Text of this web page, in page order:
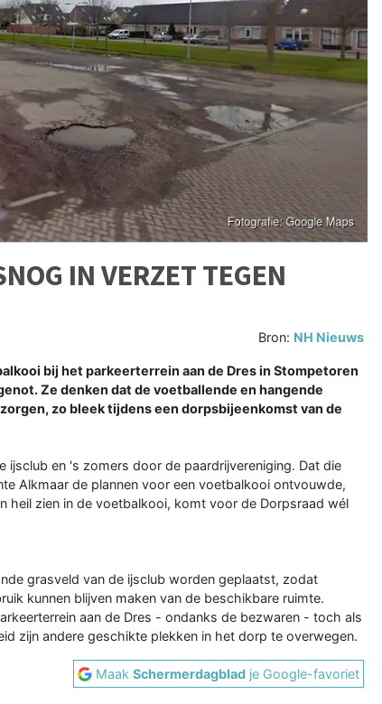
IN VERZET TEGEN
Bron: NH Nieuws
bij het parkeerterrein aan de Dres in Stompetoren
Ze denken dat de voetballende en hangende
zo bleek tijdens een dorpsbijeenkomst van de
en 's zomers door de paardrijvereniging. Dat die
Alkmaar de plannen voor een voetbalkooi ontvouwde,
heil zien in de voetbalkooi, komt voor de Dorpsraad wél
grasveld van de ijsclub worden geplaatst, zodat
kunnen blijven maken van de beschikbare ruimte.
aan de Dres - ondanks de bezwaren - toch als
zijn andere geschikte plekken in het dorp te overwegen.
MaakSchermerdagblad je Google-favoriet